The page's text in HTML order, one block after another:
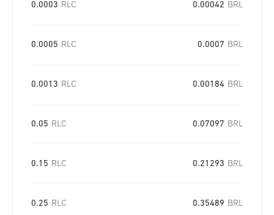
0.0003 RLC 0.00042 BRL
0.0005 RLC 0.0007 BRL
0.0013 RLC 0.00184 BRL
0.05 RLC 0.07097 BRL
0.15 RLC 0.21293 BRL
0.25 RLC 0.35489 BRL